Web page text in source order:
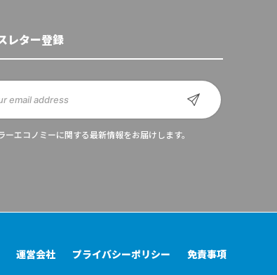
レター登録
ーエコノミーに関する最新情報をお届けします。
運営会社 プライバシーポリシー 免責事項